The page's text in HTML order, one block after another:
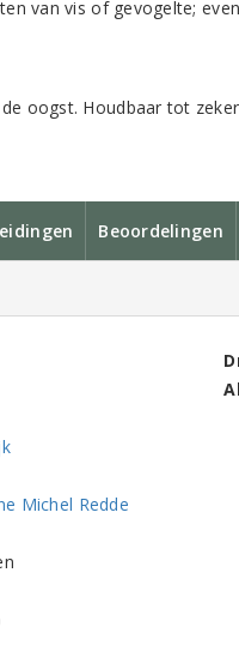
van vis of gevogelte;
oogst. Houdbaar tot
Beoordelingen
Michel Redde